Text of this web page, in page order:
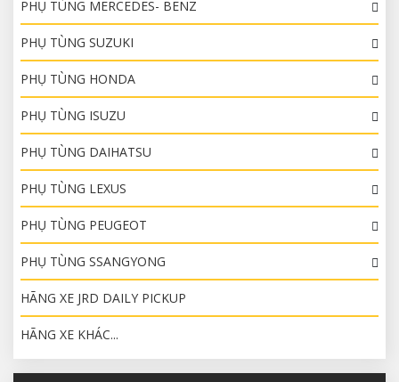
PHỤ TÙNG MERCEDES- BENZ
PHỤ TÙNG SUZUKI
PHỤ TÙNG HONDA
PHỤ TÙNG ISUZU
PHỤ TÙNG DAIHATSU
PHỤ TÙNG LEXUS
PHỤ TÙNG PEUGEOT
PHỤ TÙNG SSANGYONG
HÃNG XE JRD DAILY PICKUP
HÃNG XE KHÁC...